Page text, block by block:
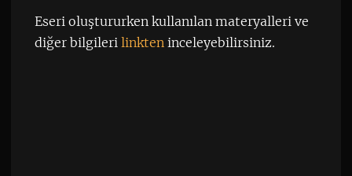
Eseri oluştururken kullanılan materyalleri ve
diğer bilgileri linkten inceleyebilirsiniz.